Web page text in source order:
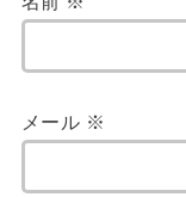
メール ※